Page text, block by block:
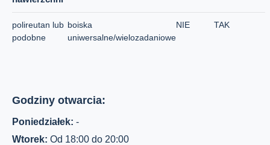
polireutan lub
podobne
boiska
uniwersalne/wielozadaniowe
NIE TAK
Godziny otwarcia:
Poniedziałek: -
Wtorek: Od 18:00 do 20:00